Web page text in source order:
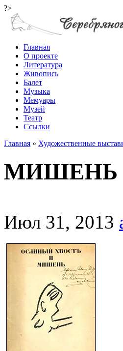
?>
Главная
О проекте
Литература
Живопись
Балет
Музыка
Мемуары
Музей
Театр
Ссылки
Главная » Художественные
МИШЕНЬ
Июл 31, 2013